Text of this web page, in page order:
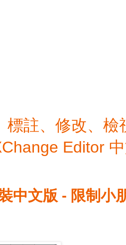
標註、修改、檢
Editor
中文版 - 限制小